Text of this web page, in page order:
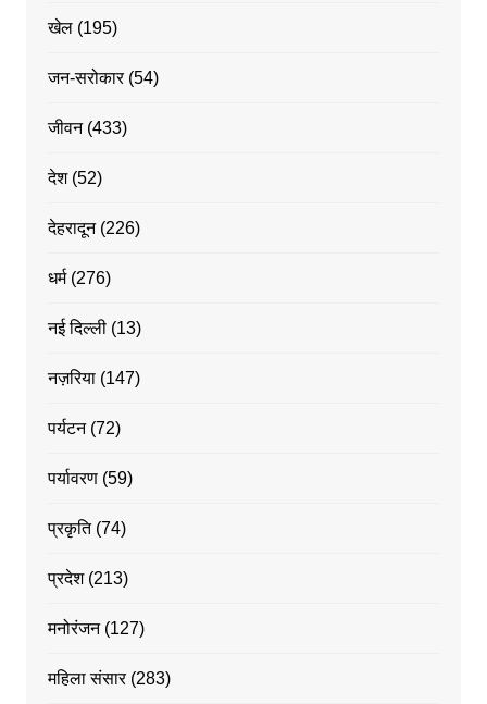
खेल(195)
जन-सरोकार(54)
जीवन(433)
देश(52)
देहरादून(226)
धर्म(276)
नई दिल्ली(13)
नज़रिया(147)
पर्यटन(72)
पर्यावरण(59)
प्रकृति(74)
प्रदेश(213)
मनोरंजन(127)
महिला संसार(283)